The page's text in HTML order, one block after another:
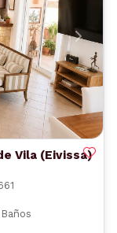
Vila (Eivissa)